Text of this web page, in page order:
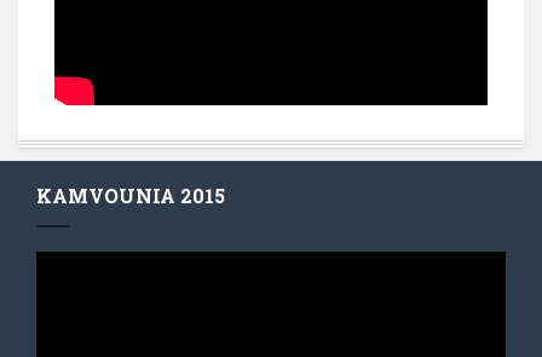
KAMVOUNIA 2015